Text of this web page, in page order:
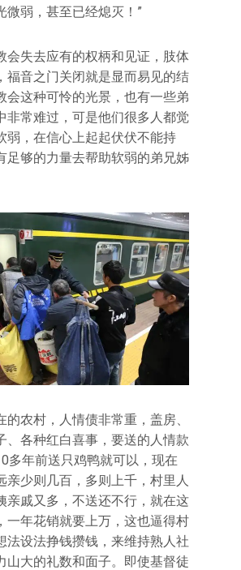
微弱，甚至已经熄灭！”
会失去应有的权柄和见证，肢体
福音之门关闭就是显而易见的结
会这种可怜的光景，也有一些弟
非常难过，可是他们很多人都觉
弱，在信心上起起伏伏不能持
足够的力量去帮助软弱的弟兄姊
的农村，人情债非常重，盖房、
、各种红白喜事，要送的人情款
多年前送只鸡鸭就可以，现在
亲少则几百，多则上千，村里人
亲戚又多，不送还不行，就在这
一年花销就要上万，这也逼得村
法设法挣钱攒钱，来维持熟人社
山大的礼数和面子。即使基督徒